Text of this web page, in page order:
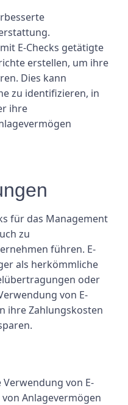
E-Checks getätigte
erstellen, um ihre
Dies kann
zu identifizieren, in
ihre
für das Management
zu
führen. E-
als herkömmliche
oder
von E-
ihre Zahlungskosten
von E-
Anlagevermögen